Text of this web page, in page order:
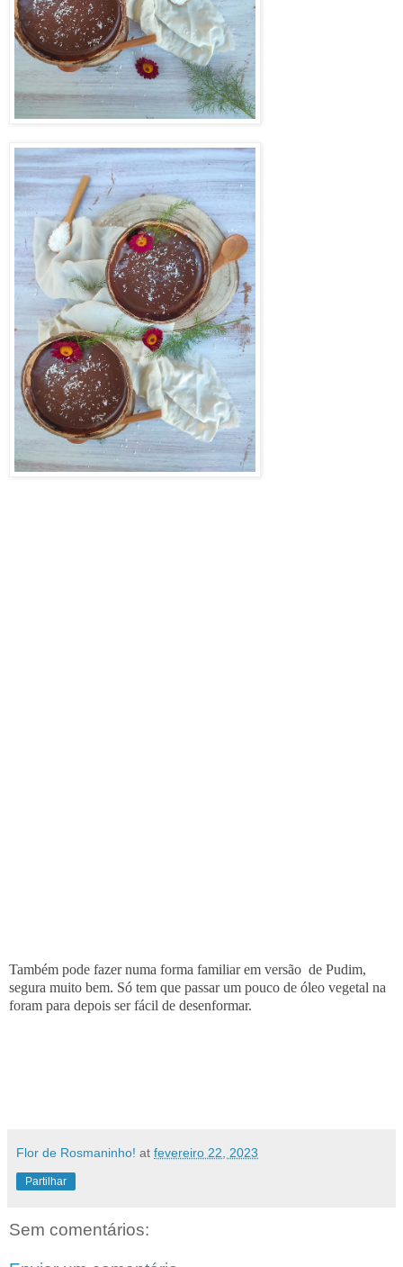
Também pode fazer numa forma familiar em versão de Pudim,
segura muito bem. Só tem que passar um pouco de óleo vegetal na
foram para depois ser fácil de desenformar.
Flor de Rosmaninho! at fevereiro 22, 2023
Partilhar
Sem comentários: